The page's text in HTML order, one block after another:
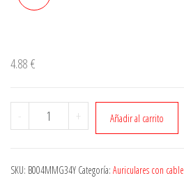
4.88 €
- Cantidad + Añadir al carrito
SKU: B004MMG34Y Categoría: Auriculares con cable